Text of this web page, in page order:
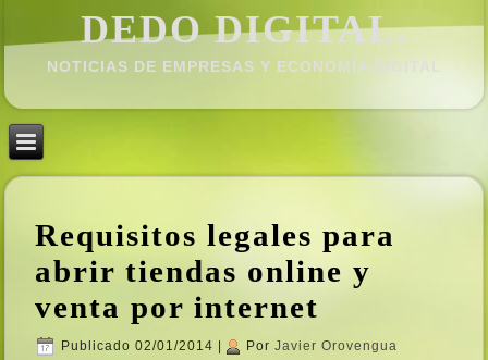
DEDO DIGITAL.
NOTICIAS DE EMPRESAS Y ECONOMÍ­A DIGITAL
Requisitos legales para
abrir tiendas online y
venta por internet
Publicado 02/01/2014 Por Javier Orovengua